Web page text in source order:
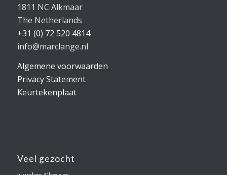
1811 NC Alkmaar
The Netherlands
+31 (0) 72 520 4814
info@marclange.nl
Algemene voorwaarden
Privacy Statement
Keurtekenplaat
Veel gezocht